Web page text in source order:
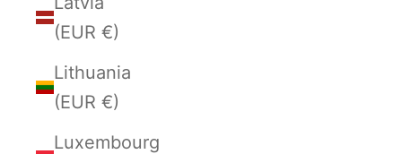
(EUR €)
Lithuania
(EUR €)
Luxembourg